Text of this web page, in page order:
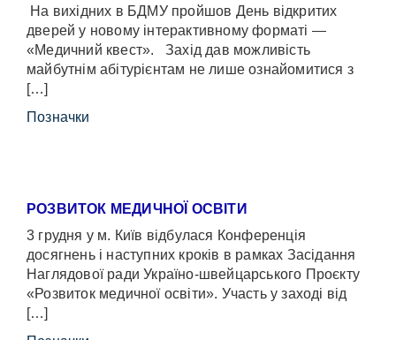
На вихідних в БДМУ пройшов День відкритих
дверей у новому інтерактивному форматі —
«Медичний квест». Захід дав можливість
майбутнім абітурієнтам не лише ознайомитися з
[…]
Позначки
РОЗВИТОК МЕДИЧНОЇ ОСВІТИ
3 грудня у м. Київ відбулася Конференція
досягнень і наступних кроків в рамках Засідання
Наглядової ради Україно-швейцарського Проєкту
«Розвиток медичної освіти». Участь у заході від
[…]